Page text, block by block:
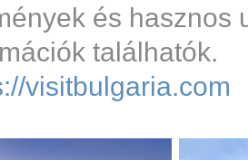
és hasznos
találhatók.
visitbulgaria.com